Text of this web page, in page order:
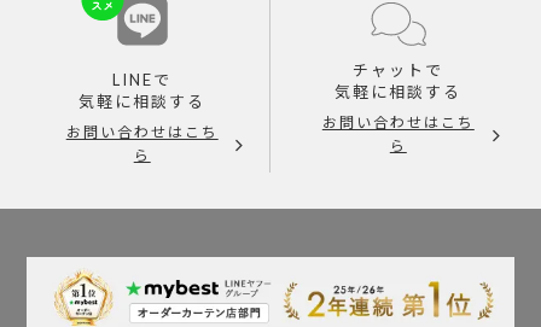
LINEで
気軽に相談する
お問い合わせはこち
ら
チャットで
気軽に相談する
お問い合わせはこち
ら